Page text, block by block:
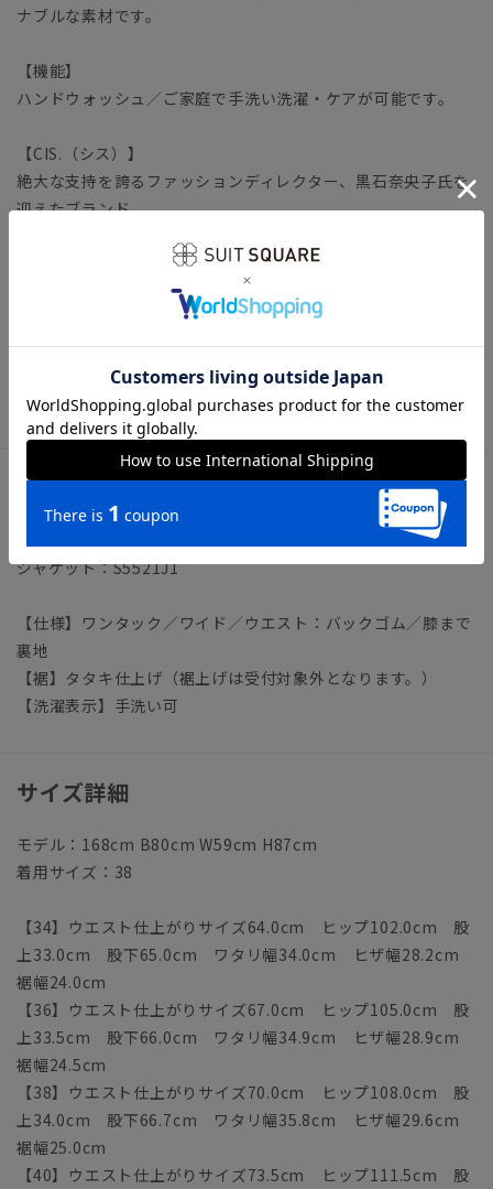
ナブルな素材です。
【機能】
ハンドウォッシュ／ご家庭で手洗い洗濯・ケアが可能です。
【CIS.（シス）】
絶大な支持を誇るファッションディレクター、黒石奈央子氏を
迎えたブランド。
ド インテリジェンス）"。計算されたレイヤードによる知性の
あるスタイルを提案。あらかじめ設定された重ね着の相性が、
忙しい日常の服選びに新たな自由をもたらします。
レディーススーツ ビジネス オフィスカジュアル スラック
ス
アイテム詳細
ジャケット：S5521J1
【仕様】ワンタック／ワイド／ウエスト：バックゴム／膝まで
裏地
【裾】タタキ仕上げ（裾上げは受付対象外となります。）
【洗濯表示】手洗い可
サイズ詳細
モデル：168cm B80cm W59cm H87cm
着用サイズ：38
【34】ウエスト仕上がりサイズ64.0cm ヒップ102.0cm 股
上33.0cm 股下65.0cm ワタリ幅34.0cm ヒザ幅28.2cm
裾幅24.0cm
【36】ウエスト仕上がりサイズ67.0cm ヒップ105.0cm 股
上33.5cm 股下66.0cm ワタリ幅34.9cm ヒザ幅28.9cm
裾幅24.5cm
【38】ウエスト仕上がりサイズ70.0cm ヒップ108.0cm 股
上34.0cm 股下66.7cm ワタリ幅35.8cm ヒザ幅29.6cm
裾幅25.0cm
【40】ウエスト仕上がりサイズ73.5cm ヒップ111.5cm 股